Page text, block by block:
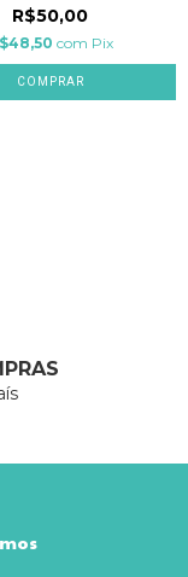
R$50,00
com Pix